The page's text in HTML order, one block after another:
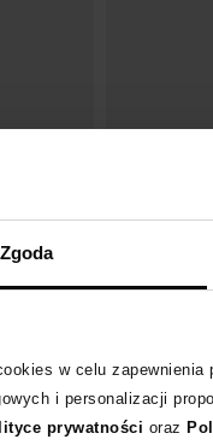
Zgoda
w celu zapewnienia
i personalizacji
prywatności oraz